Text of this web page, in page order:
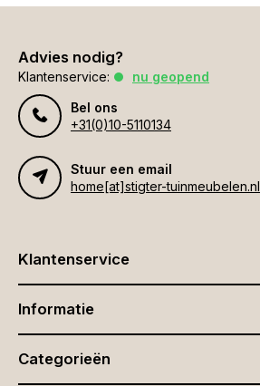
Advies nodig?
Klantenservice:
nu geopend
Bel ons
+31(0)10-5110134
Stuur een email
home[at]stigter-tuinmeubelen.nl
Klantenservice
Informatie
Categorieën